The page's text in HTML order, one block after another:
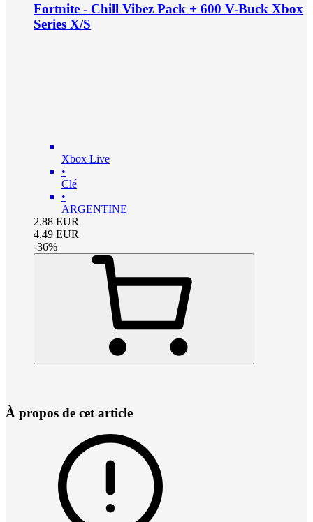
Fortnite - Chill Vibez Pack + 600 V-Buck Xbox
Series X/S
Xbox Live
•
Clé
•
ARGENTINE
2.88 EUR
4.49 EUR
-36%
À propos de cet article